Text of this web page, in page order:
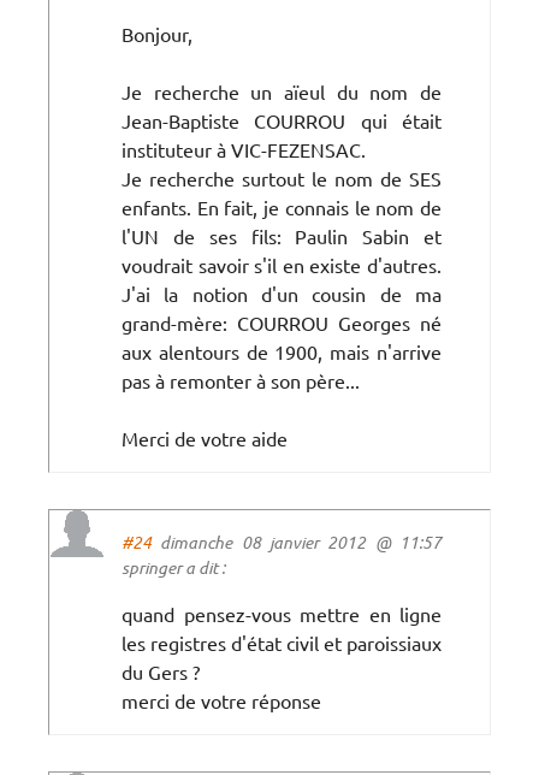
Bonjour,
Je recherche un aïeul du nom de
Jean-Baptiste COURROU qui était
instituteur à VIC-FEZENSAC.
Je recherche surtout le nom de SES
enfants. En fait, je connais le nom de
l'UN de ses fils: Paulin Sabin et
voudrait savoir s'il en existe d'autres.
J'ai la notion d'un cousin de ma
grand-mère: COURROU Georges né
aux alentours de 1900, mais n'arrive
pas à remonter à son père...
Merci de votre aide
#24dimanche 08 janvier 2012 @ 11:57
springer a dit :
quand pensez-vous mettre en ligne
les registres d'état civil et paroissiaux
du Gers ?
merci de votre réponse